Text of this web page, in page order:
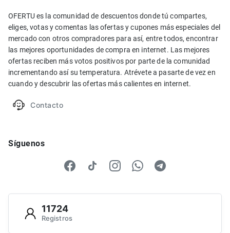
OFERTU es la comunidad de descuentos donde tú compartes,
eliges, votas y comentas las ofertas y cupones más especiales del
mercado con otros compradores para así, entre todos, encontrar
las mejores oportunidades de compra en internet. Las mejores
ofertas reciben más votos positivos por parte de la comunidad
incrementando así su temperatura. Atrévete a pasarte de vez en
cuando y descubrir las ofertas más calientes en internet.
Contacto
Síguenos
11724
Registros